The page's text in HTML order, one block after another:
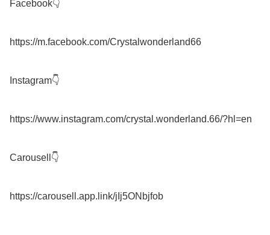
Facebook👇
https://m.facebook.com/Crystalwonderland66
Instagram👇
https://www.instagram.com/crystal.wonderland.66/?hl=en
Carousell👇
https://carousell.app.link/jIj5ONbjfob